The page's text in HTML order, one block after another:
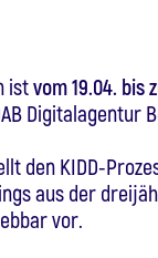
istvom 19.04. bis
Digitalagentur
den KIDD-
aus der
vor.